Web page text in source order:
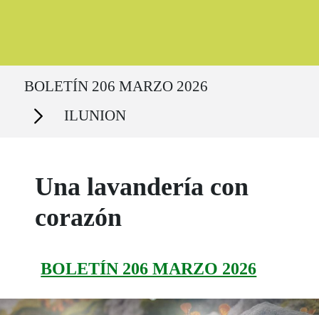
BOLETÍN 206 MARZO 2026
Secciones ILUNION
Una lavandería con
corazón
BOLETÍN 206 MARZO 2026